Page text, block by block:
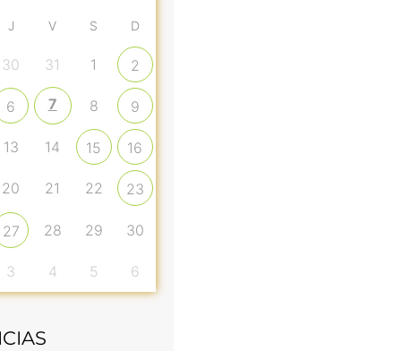
J V S D
30 31 1 2
6 7 8 9
13 14 15 16
20 21 22 23
27 28 29 30
3 4 5 6